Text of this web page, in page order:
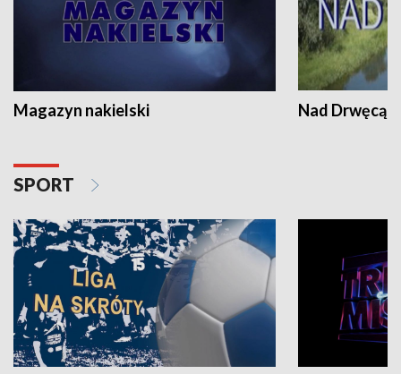
Magazyn nakielski Nad Drwęcą
SPORT